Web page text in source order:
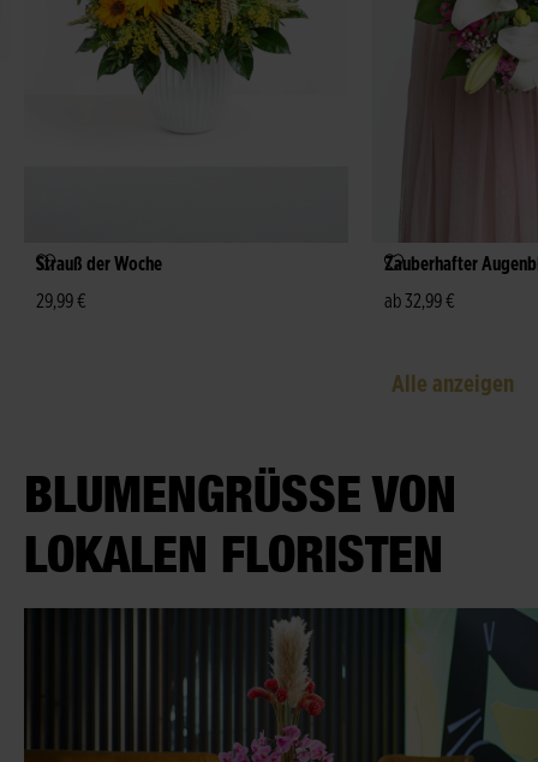
Strauß der Woche
29,99 €
Zauberhafter
ab 32,99 €
Alle anzeigen
BLUMENGRÜSSE VON L
OKALEN FLORISTEN